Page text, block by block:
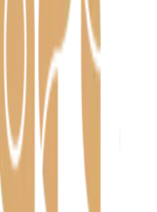
terrassid ja
alates 1992.